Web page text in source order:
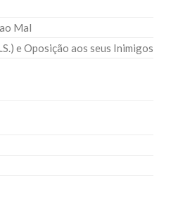
Mal
e Oposição aos seus Inimigos